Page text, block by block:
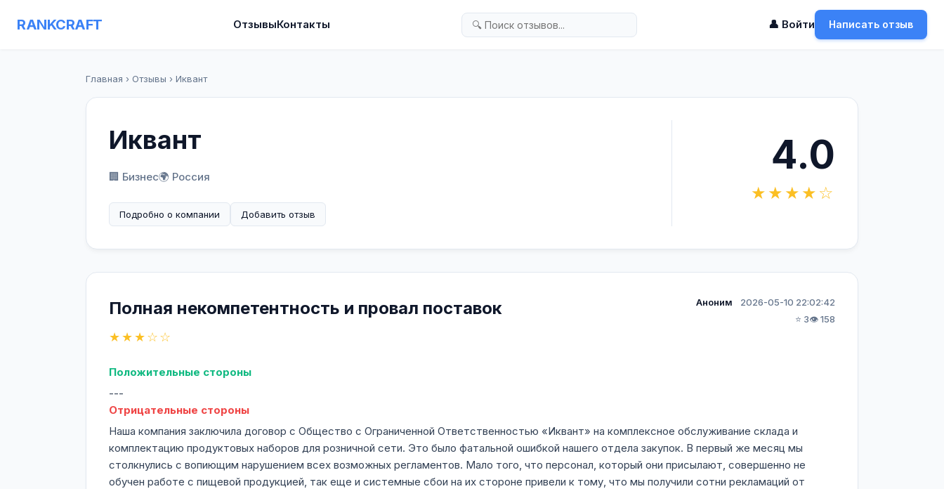
RANKCRAFT ОтзывыКонтакты 👤 Войти Написать отзыв
Главная › Отзывы › Иквант
Иквант
🏢 Бизнес🌍 Россия
Подробно о компании Добавить отзыв
4.0
★★★★☆
Полная некомпетентность и провал поставок
★★★☆☆
Аноним
2026-05-10 22:02:42
⭐ 3👁️ 158
Положительные стороны
---
Отрицательные стороны
Наша компания заключила договор с Общество с Ограниченной Ответственностью «Иквант» на комплексное обслуживание склада и
комплектацию продуктовых наборов для розничной сети. Это было фатальной ошибкой нашего отдела закупок. В первый же месяц мы
столкнулись с вопиющим нарушением всех возможных регламентов. Мало того, что персонал, который они присылают, совершенно не
обучен работе с пищевой продукцией, так еще и системные сбои на их стороне привели к тому, что мы получили сотни рекламаций от